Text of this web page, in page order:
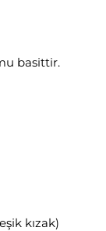
basittir.
kızak)